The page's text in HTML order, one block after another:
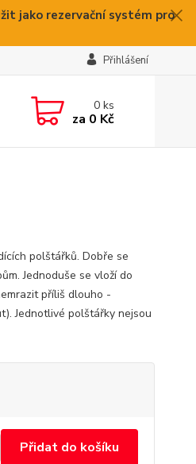
jako rezervační systém pro
Přihlášení
0ks
za 0 Kč
polštářků. Dobře se
Jednoduše se vloží do
příliš dlouho -
Jednotlivé polštářky nejsou
Přidat do košíku